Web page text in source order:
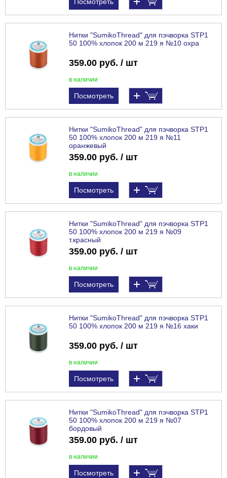
Посмотреть
Нитки "SumikoThread" для пэчворка STP1
50 100% хлопок 200 м 219 я №10 охра
359.00 руб. / шт
в наличии
Посмотреть
Нитки "SumikoThread" для пэчворка STP1
50 100% хлопок 200 м 219 я №11
оранжевый
359.00 руб. / шт
в наличии
Посмотреть
Нитки "SumikoThread" для пэчворка STP1
50 100% хлопок 200 м 219 я №09
т.красный
359.00 руб. / шт
в наличии
Посмотреть
Нитки "SumikoThread" для пэчворка STP1
50 100% хлопок 200 м 219 я №16 хаки
359.00 руб. / шт
в наличии
Посмотреть
Нитки "SumikoThread" для пэчворка STP1
50 100% хлопок 200 м 219 я №07
бордовый
359.00 руб. / шт
в наличии
Посмотреть